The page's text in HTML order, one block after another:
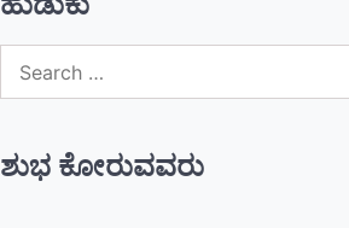
for:
ಶುಭ ಕೋರುವವರು